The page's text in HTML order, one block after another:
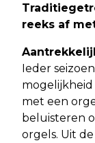
reeks af
Ieder
met een
beluisteren
orgels. Uit